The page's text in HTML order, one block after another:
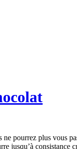
gâteau restera plutôt fondant, tandis que le dessus sera craquant. Temps total 1 h. Type de plat: Dessert. Ajouter un peu de sucre à glacer, si le tout semble trop humide. Dans un saladier, battre les œufs avec le sucre jusqu'à ce que le mélange mousse et blanchisse. Diviser également la pâte dans les deux moules. Verser dans un moule à gâteau de 9 pouces (22 centimètres). Mettre tous les ingrédients (sauf le chocolat), bien mélanger et mettre à fondre le chocolat en morceaux. Pour glacer le gâteau, vous pouvez utiliser une crème au beurre au chocolat, une ganache, une meringue italienne ou ce glaçage ultra rapide. Astuces et conseils pour Gâteau au chocolat facile et rapide Découvrez la recette de gâteau au chocolat de Cyril Lignac . Faire fondre le chocolat et le beurre au bain marie. Gâteau au chocolat facile & rapide recette Magimix. Découvrez la meilleure recette du gâteau au chocolat fondant. Un classique incontournable ! Simple, riche et bon... A faire en version familiale ou